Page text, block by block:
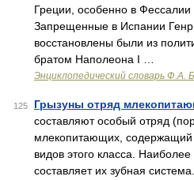
Греции, особенно в
Запрещенные в Испании
восстановлены были из
братом Наполеона I …
Энциклопедический словарь Ф.А.
125 Грызуны отряд
составляют особый отряд
млекопитающих, содержащий
видов этого класса.
составляет их зубная